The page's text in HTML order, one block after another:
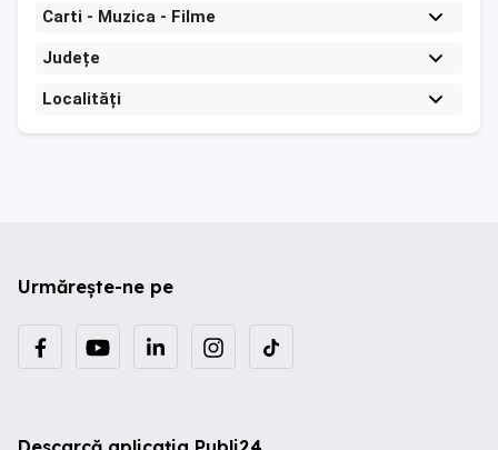
Carti - Muzica - Filme
Județe
Localități
Urmărește-ne pe